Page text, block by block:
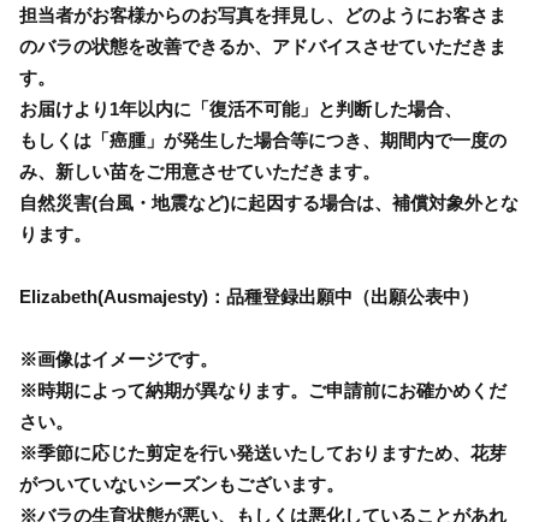
担当者がお客様からのお写真を拝見し、どのようにお客さま
のバラの状態を改善できるか、アドバイスさせていただきま
す。
お届けより1年以内に「復活不可能」と判断した場合、
もしくは「癌腫」が発生した場合等につき、期間内で一度の
み、新しい苗をご用意させていただきます。
自然災害(台風・地震など)に起因する場合は、補償対象外とな
ります。
Elizabeth(Ausmajesty)：品種登録出願中（出願公表中）
※画像はイメージです。
※時期によって納期が異なります。ご申請前にお確かめくだ
さい。
※季節に応じた剪定を行い発送いたしておりますため、花芽
がついていないシーズンもございます。
※バラの生育状態が悪い、もしくは悪化していることがあれ